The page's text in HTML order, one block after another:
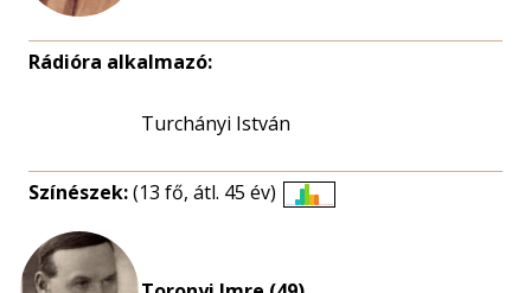
Rádióra alkalmazó:
Turchányi István
Színészek:(13 fő, átl. 45 év)